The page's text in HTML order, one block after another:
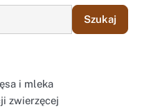
Szukaj
i mleka
zwierzęcej